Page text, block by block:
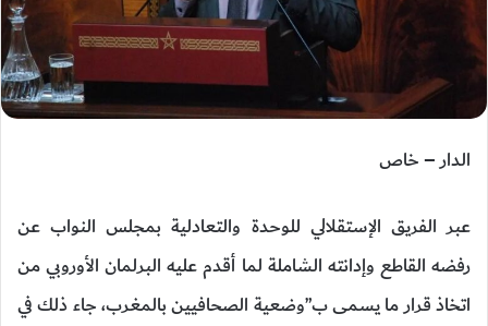
الدار – خاص
عبر الفريق الإستقلالي للوحدة والتعادلية بمجلس النواب عن
رفضه القاطع وإدانته الشاملة لما أقدم عليه البرلمان الأوروبي من
اتخاذ قرار ما يسمى ب”وضعية الصحافيين بالمغرب، جاء ذلك في